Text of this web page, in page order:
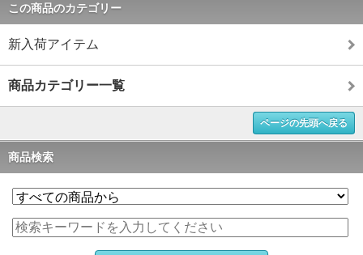
この商品のカテゴリー
新入荷アイテム
商品カテゴリー一覧
ページの先頭へ戻る
商品検索